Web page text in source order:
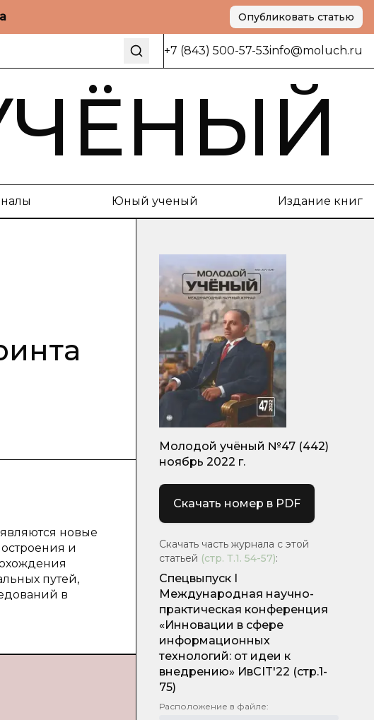
Опубликовать статью
+7 (843) 500-57-53info@moluch.ru
Юный ученый Издание книг
новые
и
путей,
в
Молодой учёный №47 (442)
ноябрь 2022 г.
Скачать номер в PDF
Скачать часть журнала с этой
статьей (стр. Т.1. 54-57):
Спецвыпуск I
Международная научно-
практическая конференция
«Инновации в сфере
информационных
технологий: от идеи к
внедрению» ИвСIT'22 (стр.1-
75)
Расположение в файле: